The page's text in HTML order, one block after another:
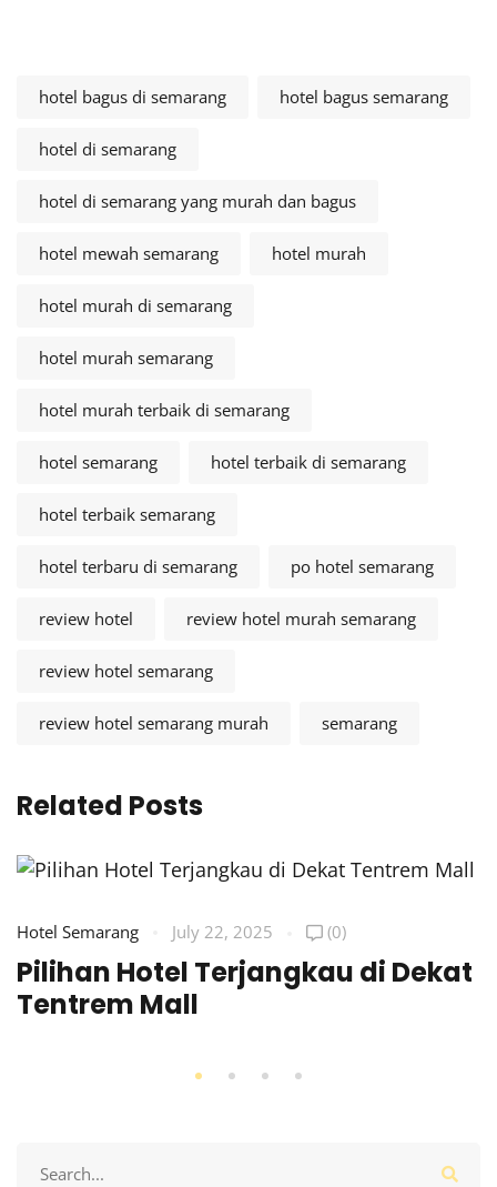
hotel bagus di semarang hotel bagus semarang
hotel di semarang
hotel di semarang yang murah dan bagus
hotel mewah semarang hotel murah
hotel murah di semarang
hotel murah semarang
hotel murah terbaik di semarang
hotel semarang hotel terbaik di semarang
hotel terbaik semarang
hotel terbaru di semarang po hotel semarang
review hotel review hotel murah semarang
review hotel semarang
review hotel semarang murah semarang
Related Posts
Hotel Semarang July 22, 2025 (0)
Pilihan Hotel Terjangkau di Dekat
Tentrem Mall